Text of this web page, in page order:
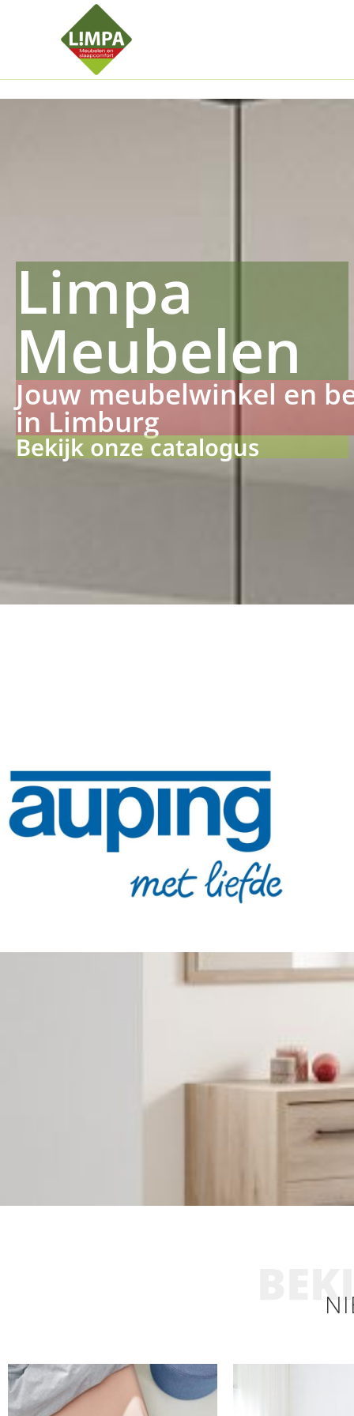
Anhangerma Sommersch
Limpa
Meubelen
Jouw meubelwinkel en
in Limburg
Bekijk onze catalogus